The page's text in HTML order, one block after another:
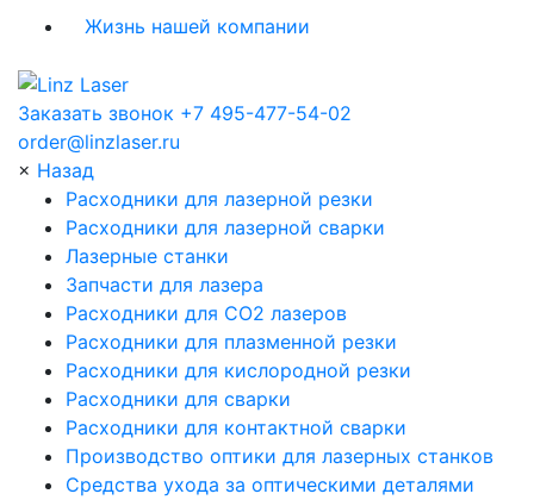
Жизнь нашей компании
Заказать звонок +7 495-477-54-02
order@linzlaser.ru
× Назад
Расходники для лазерной резки
Расходники для лазерной сварки
Лазерные станки
Запчасти для лазера
Расходники для СО2 лазеров
Расходники для плазменной резки
Расходники для кислородной резки
Расходники для сварки
Расходники для контактной сварки
Производство оптики для лазерных станков
Средства ухода за оптическими деталями